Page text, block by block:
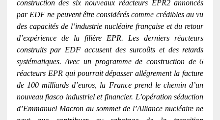
construction des six nouveaux réacteurs EPR2 annoncés
par EDF ne peuvent être considérés comme crédibles au vu
des capacités de l’industrie nucléaire française et du retour
d’expérience de la filière EPR. Les derniers réacteurs
construits par EDF accusent des surcoûts et des retards
systématiques. Avec un programme de construction de 6
réacteurs EPR qui pourrait dépasser allégrement la facture
de 100 milliards d’euros, la France prend le chemin d’un
nouveau fiasco industriel et financier. L’opération séduction
d’Emmanuel Macron au sommet de l’Alliance nucléaire ne